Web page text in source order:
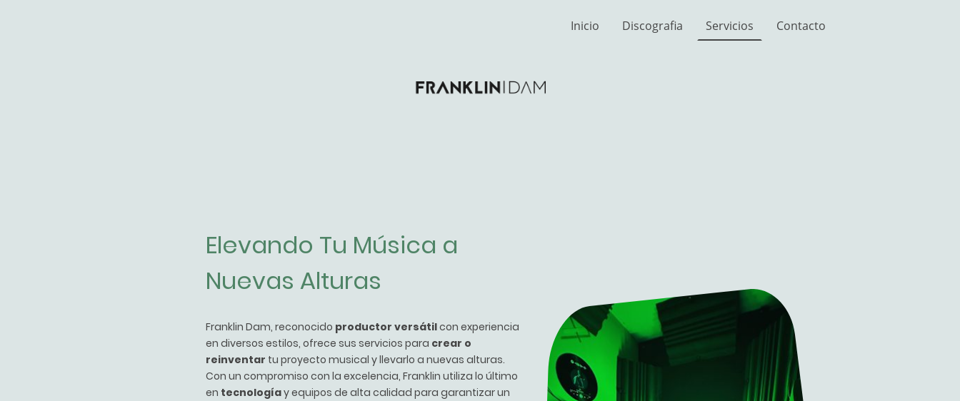
Inicio Discografia Servicios Contacto
Elevando Tu Música a
Nuevas Alturas
Franklin Dam, reconocido productor versátilcon experiencia
en diversos estilos, ofrece sus servicios para crear o
reinventar tu proyecto musical y llevarlo a nuevas alturas.
Con un compromiso con la excelencia, Franklin utiliza lo último
en tecnologíay equipos de alta calidad para garantizar un